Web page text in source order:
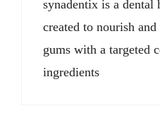
synadentix is a dental
created to nourish
gums with a targeted
ingredients